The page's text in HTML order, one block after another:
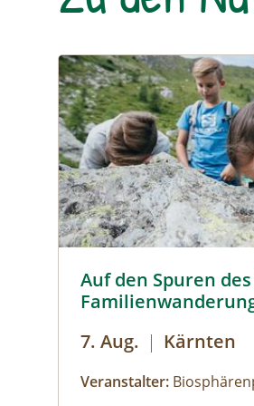
Auf den Spuren
7. Aug. | Kärnten
Veranstalter: